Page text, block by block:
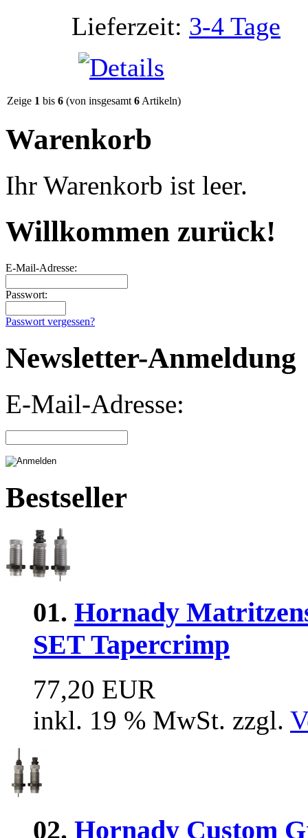
Lieferzeit: 3-4 Tage
Zeige 1 bis 6 (von insgesamt 6 Artikeln)
Warenkorb
Ihr Warenkorb ist leer.
Willkommen zurück!
E-Mail-Adresse:
Passwort:
Passwort vergessen?
Newsletter-Anmeldung
E-Mail-Adresse:
Bestseller
01. Hornady
SET Tapercrimp
77,20 EUR
inkl. 19 % MwSt. zzgl.
02. Hornady Custom